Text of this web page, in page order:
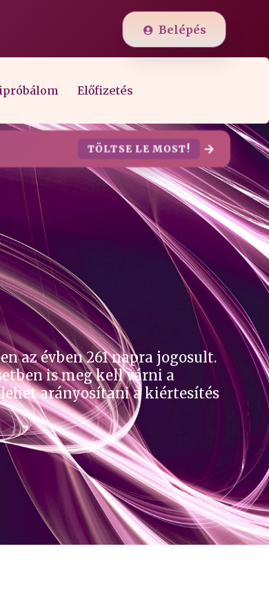
Belépés
Előfizetés
TÖLTSE LE MOST!
az évben 261 napra jogosult.
is meg kell várni a
lehet arányosítani a kiértesítés